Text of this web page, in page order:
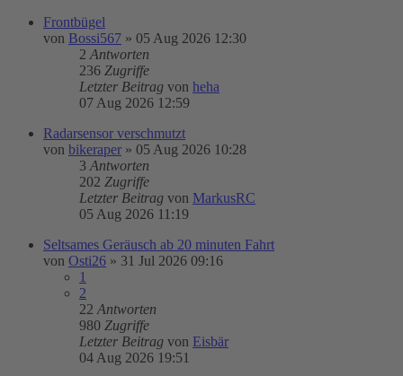
Frontbügel
von Bossi567 » 05 Aug 2026 12:30
2 Antworten
236 Zugriffe
Letzter Beitrag von heha
07 Aug 2026 12:59
Radarsensor verschmutzt
von bikeraper » 05 Aug 2026 10:28
3 Antworten
202 Zugriffe
Letzter Beitrag von MarkusRC
05 Aug 2026 11:19
Seltsames Geräusch ab 20 minuten Fahrt
von Osti26 » 31 Jul 2026 09:16
1
2
22 Antworten
980 Zugriffe
Letzter Beitrag von Eisbär
04 Aug 2026 19:51